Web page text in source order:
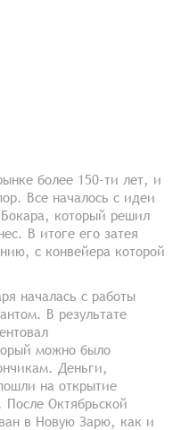
более 150-ти лет, и
Все началось с идеи
который решил
В итоге его затея
с конвейера которой
началась с работы
В результате
можно было
Деньги,
на открытие
Октябрьской
в Новую Зарю, как и